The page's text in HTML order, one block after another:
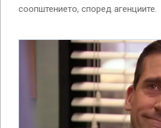
соопштението, според агенциите.